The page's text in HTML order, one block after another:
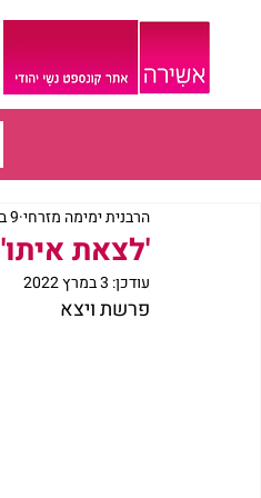
'לצאת איתו'
הרבנית ימימה מזרחי 9 בנוב׳ 2021
עודכן: 3 במרץ 2022
פרשת ויצא